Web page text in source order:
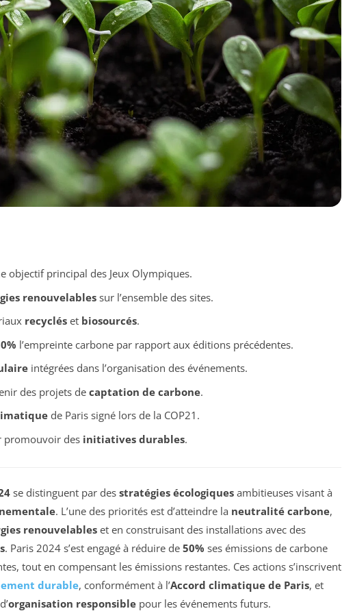
objectif principal des Jeux Olympiques.
renouvelablessur l’ensemble des sites.
recycléset biosourcés.
l’empreinte carbone par rapport aux éditions précédentes.
intégrées dans l’organisation des événements.
des projets decaptation de carbone.
de Paris signé lors de la COP21.
promouvoir des initiatives durables.
se distinguent par des stratégies écologiques ambitieuses visant à
. L’une des priorités est d’atteindre la neutralité carbone,
renouvelableset en construisant des installations avec des
. Paris 2024 s’est engagé à réduire de 50% ses émissions de carbone
tout en compensant les émissions restantes. Ces actions s’inscrivent
durable, conformément à l’Accord climatique de Paris, et
organisation responsible pour les événements futurs.